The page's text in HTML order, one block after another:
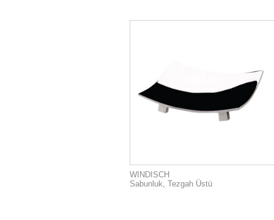
WINDISCH
Sabunluk, Tezgah Üstü